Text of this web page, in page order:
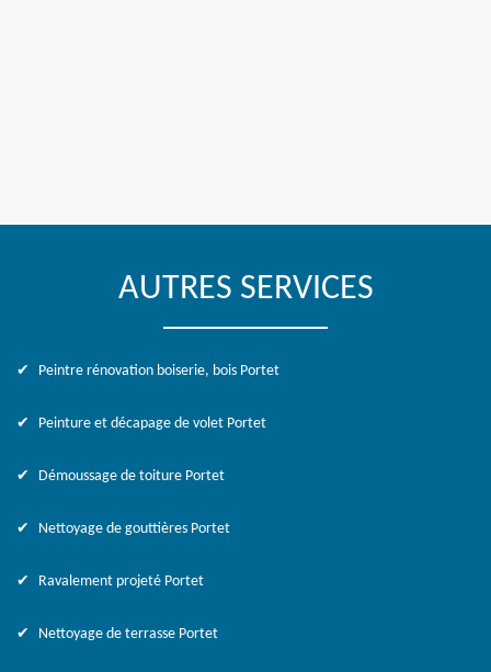
AUTRES SERVICES
Peintre rénovation boiserie, bois Portet
Peinture et décapage de volet Portet
Démoussage de toiture Portet
Nettoyage de gouttières Portet
Ravalement projeté Portet
Nettoyage de terrasse Portet